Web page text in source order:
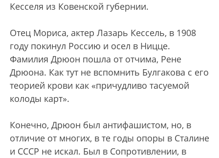
Кесселя из Ковенской губернии.
Отец Мориса, актер Лазарь Кессель, в 1908
году покинул Россию и осел в Ницце.
Фамилия Дрюон пошла от отчима, Рене
Дрюона. Как тут не вспомнить Булгакова с его
теорией крови как «причудливо тасуемой
колоды карт».
Конечно, Дрюон был антифашистом, но, в
отличие от многих, в те годы опоры в Сталине
и СССР не искал. Был в Сопротивлении, в